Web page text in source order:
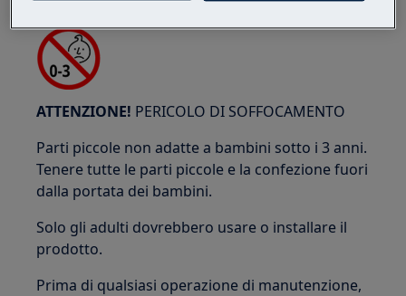
ATTENZIONE! PERICOLO DI SOFFOCAMENTO
Parti piccole non adatte a bambini sotto i 3 anni.
Tenere tutte le parti piccole e la confezione fuori
dalla portata dei bambini.
Solo gli adulti dovrebbero usare o installare il
prodotto.
Prima di qualsiasi operazione di manutenzione,